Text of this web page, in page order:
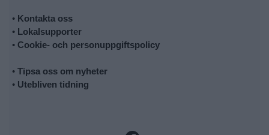
• Kontakta oss
• Lokalsupporter
• Cookie- och personuppgiftspolicy
• Tipsa oss om nyheter
• Utebliven tidning